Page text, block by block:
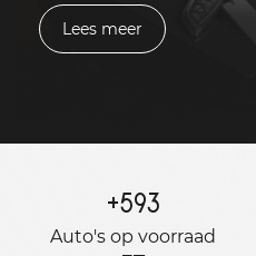
Lees meer
+593
Auto's op voorraad